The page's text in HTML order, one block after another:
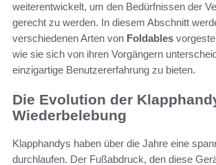
weiterentwickelt, um den Bedürfnissen der
gerecht zu werden. In diesem Abschnitt
verschiedenen Arten von Foldables
wie sie sich von ihren Vorgängern
einzigartige Benutzererfahrung zu bieten.
Die Evolution der
Wiederbelebung
Klapphandys haben über die Jahre eine
durchlaufen. Der Fußabdruck, den diese